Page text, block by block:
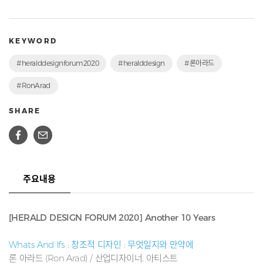
KEYWORD
#heralddesignforum2020 #heralddesign #론아라드
#RonArad
SHARE
주요내용
[HERALD DESIGN FORUM 2020] Another 10 Years
Whats And Ifs : 창조적 디자인 : 무엇일지와 만약에
론 아라드 (Ron Arad) / 산업디자이너, 아티스트